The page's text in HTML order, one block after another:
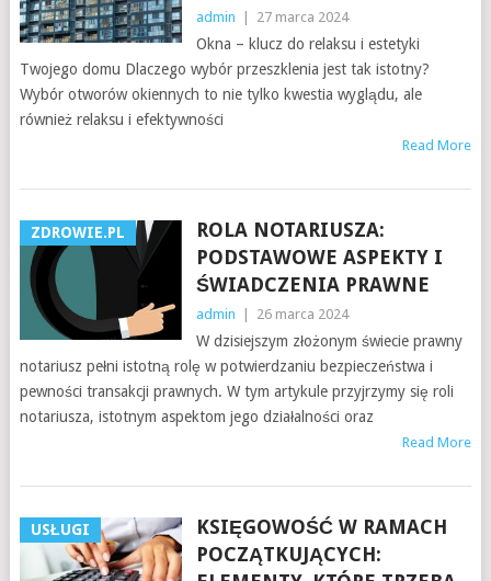
admin 27 marca 2024
Okna – klucz do relaksu i estetyki
Twojego domu Dlaczego wybór przeszklenia jest tak istotny?
Wybór otworów okiennych to nie tylko kwestia wyglądu, ale
również relaksu i efektywności
Read More
ZDROWIE.PL
ROLA NOTARIUSZA:
PODSTAWOWE ASPEKTY I
ŚWIADCZENIA PRAWNE
admin 26 marca 2024
W dzisiejszym złożonym świecie prawny
notariusz pełni istotną rolę w potwierdzaniu bezpieczeństwa i
pewności transakcji prawnych. W tym artykule przyjrzymy się roli
notariusza, istotnym aspektom jego działalności oraz
Read More
USŁUGI
KSIĘGOWOŚĆ W RAMACH
POCZĄTKUJĄCYCH: